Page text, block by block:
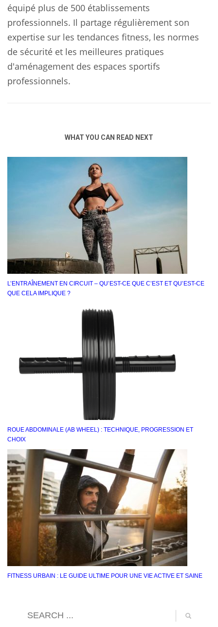
équipé plus de 500 établissements
professionnels. Il partage régulièrement son
expertise sur les tendances fitness, les normes
de sécurité et les meilleures pratiques
d'aménagement des espaces sportifs
professionnels.
WHAT YOU CAN READ NEXT
L’ENTRAÎNEMENT EN CIRCUIT – QU’EST-CE QUE C’EST ET QU’EST-CE
QUE CELA IMPLIQUE ?
ROUE ABDOMINALE (AB WHEEL) : TECHNIQUE, PROGRESSION ET
CHOIX
FITNESS URBAIN : LE GUIDE ULTIME POUR UNE VIE ACTIVE ET SAINE